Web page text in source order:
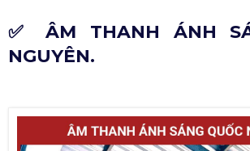
✅ ÂM THANH ÁNH
NGUYÊN.